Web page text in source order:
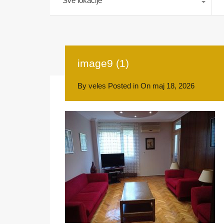
image9 (1)
By veles Posted in On maj 18, 2026